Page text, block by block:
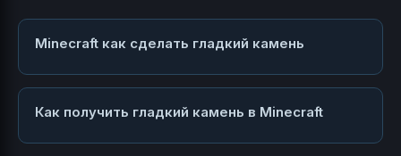
Minecraft как сделать гладкий камень
Как получить гладкий камень в Minecraft